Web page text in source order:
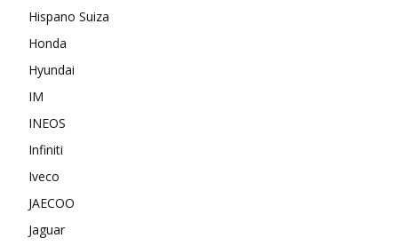
Hispano Suiza
Honda
Hyundai
IM
INEOS
Infiniti
Iveco
JAECOO
Jaguar